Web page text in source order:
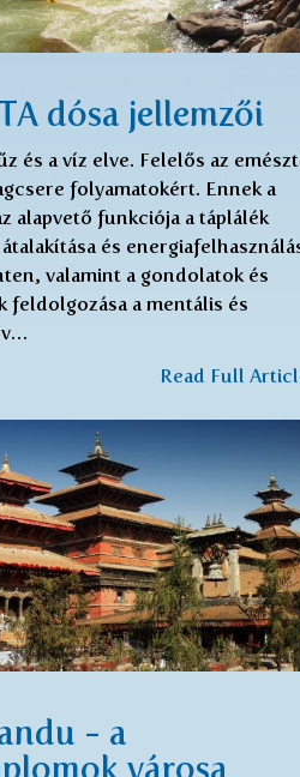
dósa jellemzői
és a víz elve. Felelős az
folyamatokért. Ennek a
alapvető funkciója a táplálék
és
valamint a gondolatok és
feldolgozása a mentális és
Read Full
- a
városa